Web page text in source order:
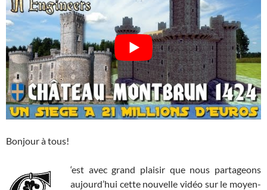
Bonjour à tous!
‘est avec grand plaisir que nous partageons
aujourd’hui cette nouvelle vidéo sur le moyen-